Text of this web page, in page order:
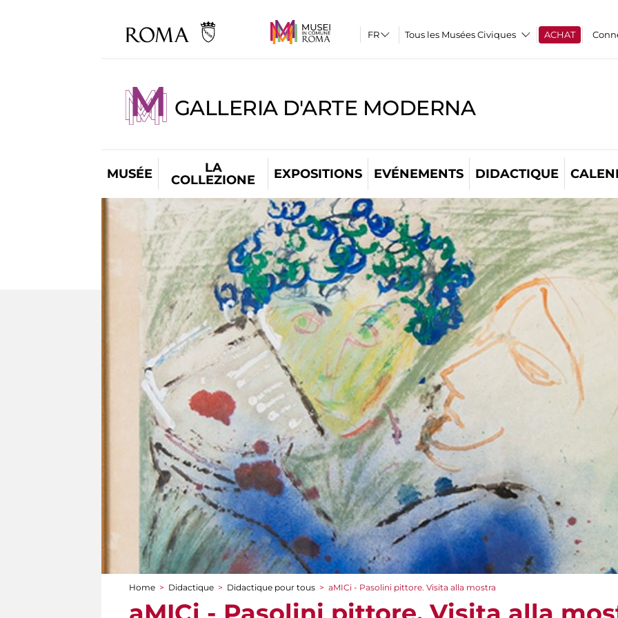
Tous les Musées Civiques ACHAT
GALLERIA D'ARTE MODERNA
MUSÉE
LA
COLLEZIONE
EXPOSITIONS EVÉNEMENTS DIDACTIQUE
You are here
Home > Didactique > Didactique pour tous > aMICi - Pasolini pittore. Visita alla mostra